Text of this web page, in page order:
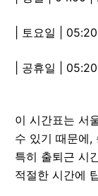
| 토요일 |
| 공휴일 |
이 시간표는 서
수 있기 때문에,
특히 출퇴근 시
적절한 시간에